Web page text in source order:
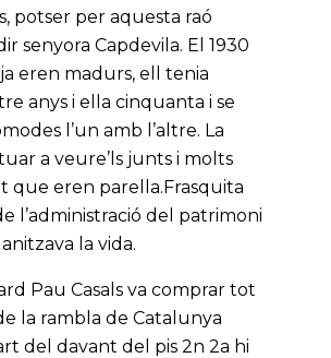
potser per aquesta raó
senyora Capdevila. El 1930
eren madurs, ell tenia
anys i ella cinquanta i se
l’un amb l’altre. La
a veure’ls junts i molts
que eren parella.Frasquita
l’administració del patrimoni
la vida.
Pau Casals va comprar tot
la rambla de Catalunya
del davant del pis 2n 2a hi